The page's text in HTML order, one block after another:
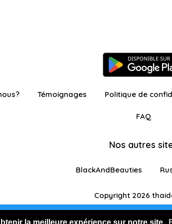
visiteur avec fonctionnalités restreintes
Témoignages Politique de
FAQ
Nos autres
BlackAndBeauties
Copyright 2026